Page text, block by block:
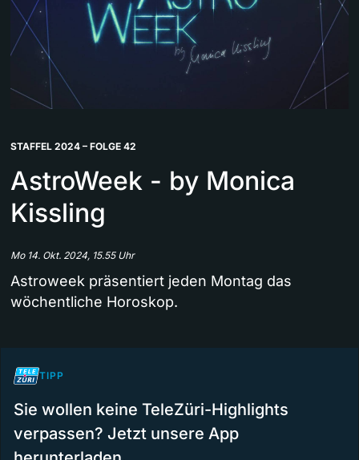
STAFFEL 2024 – FOLGE 42
AstroWeek - by Monica
Kissling
Mo 14. Okt. 2024, 15.55 Uhr
Astroweek präsentiert jeden Montag das
wöchentliche Horoskop.
TIPP
Sie wollen keine TeleZüri-Highlights
verpassen? Jetzt unsere App